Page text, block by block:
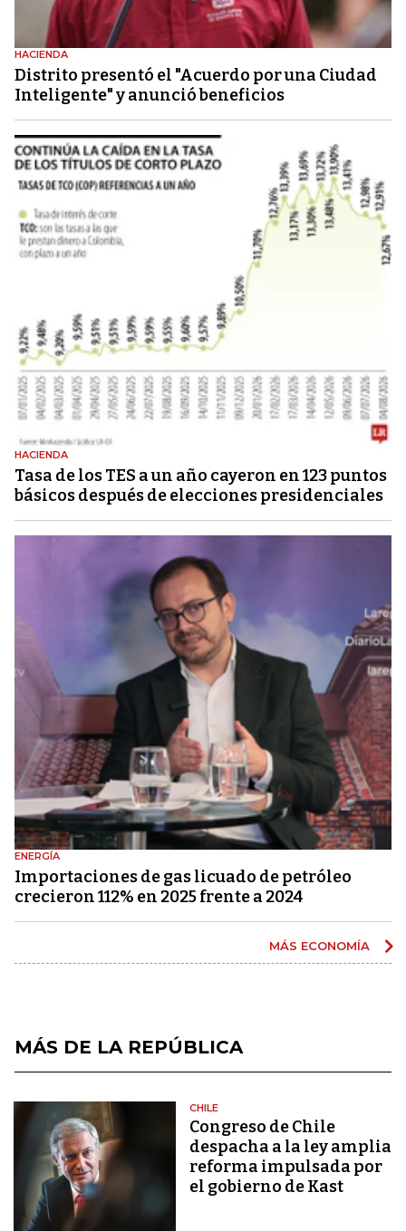
HACIENDA
Distrito presentó el "Acuerdo por una Ciudad
Inteligente" y anunció beneficios
HACIENDA
Tasa de los TES a un año cayeron en 123 puntos
básicos después de elecciones presidenciales
ENERGÍA
Importaciones de gas licuado de petróleo
crecieron 112% en 2025 frente a 2024
MÁS ECONOMÍA
MÁS DE LA REPÚBLICA
CHILE
Congreso de Chile
despacha a la ley amplia
reforma impulsada por
el gobierno de Kast